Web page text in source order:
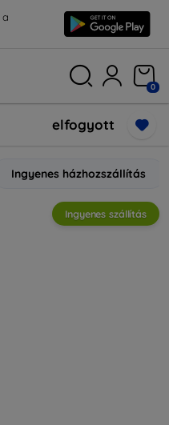
a
0
elfogyott
Ingyenes házhozszállítás
Ingyenes szállítás